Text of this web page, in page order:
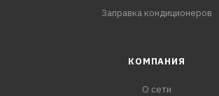
Заправка кондиционеров
КОМПАНИЯ
О сети